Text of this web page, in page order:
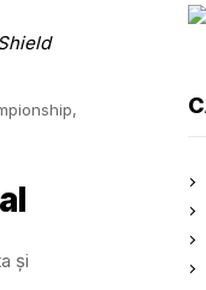
și